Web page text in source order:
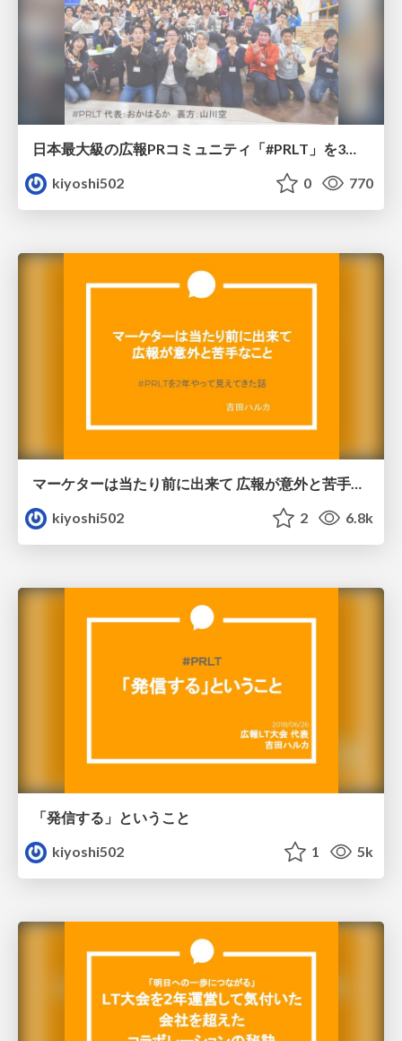
日本最大級の広報PRコミュニティ「#PRLT」を3年運営して分かった、共創するコミュニティのあり方
kiyoshi502
0 770
kiyoshi502
2 6.8k
「発信する」ということ
kiyoshi502
1 5k